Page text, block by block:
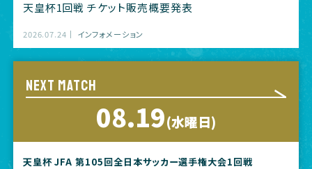
天皇杯1回戦 チケット販売概要発表
2026.07.24 インフォメーション
NEXT MATCH
08.19(水曜日)
天皇杯 JFA 第105回全日本サッカー選手権大会1回戦